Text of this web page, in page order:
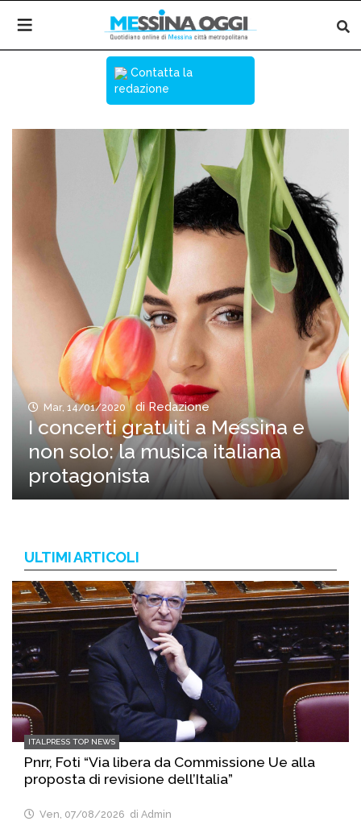
Contatta la
redazione
Mar, 14/01/2020 di Redazione
I concerti gratuiti a Messina e
non solo: la musica italiana
protagonista
ULTIMI ARTICOLI
ITALPRESS TOP NEWS
Pnrr, Foti “Via libera da Commissione Ue alla
proposta di revisione dell’Italia”
Ven, 07/08/2026 di Admin